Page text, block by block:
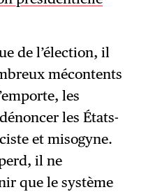
de l’élection, il
mécontents
les
les États-
et misogyne.
il ne
que le système